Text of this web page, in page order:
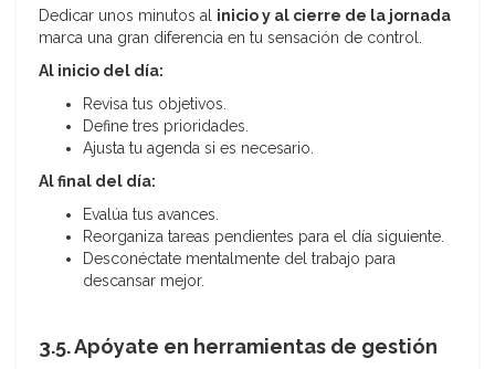
Dedicar unos minutos al inicio y al cierre de la jornada
marca una gran diferencia en tu sensación de control.
Al inicio del día:
Revisa tus objetivos.
Define tres prioridades.
Ajusta tu agenda si es necesario.
Al final del día:
Evalúa tus avances.
Reorganiza tareas pendientes para el día siguiente.
Desconéctate mentalmente del trabajo para
descansar mejor.
3.5. Apóyate en herramientas de gestión